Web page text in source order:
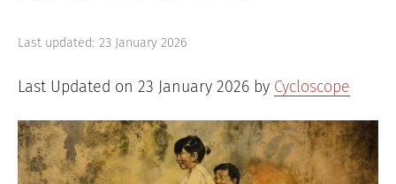
Last updated: 23 January 2026
Last Updated on 23 January 2026 by Cycloscope